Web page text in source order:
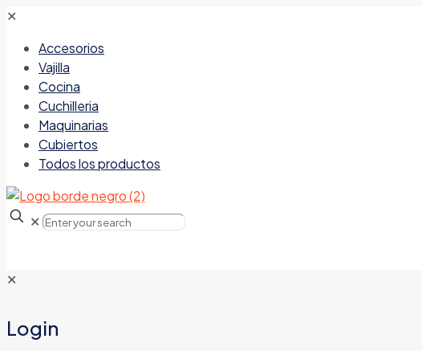
✕
Accesorios
Vajilla
Cocina
Cuchilleria
Maquinarias
Cubiertos
Todos los productos
✕
✕
Login